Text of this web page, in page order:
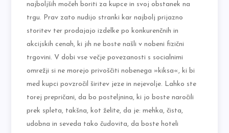
najboljših močeh boriti za kupce in svoj obstanek na
trgu. Prav zato nudijo stranki kar najbolj prijazno
storitev ter prodajajo izdelke po konkurenčnih in
akcijskih cenah, ki jih ne boste našli v nobeni fizični
trgovini. V dobi vse večje povezanosti s socialnimi
omrežji si ne morejo privoščiti nobenega »kiksa«, ki bi
med kupci povzročil širitev jeze in nejevolje. Lahko ste
torej prepričani, da bo posteljnina, ki jo boste naročili
prek spleta, takšna, kot želite, da je: mehka, čista,
udobna in seveda tako čudovita, da boste hoteli